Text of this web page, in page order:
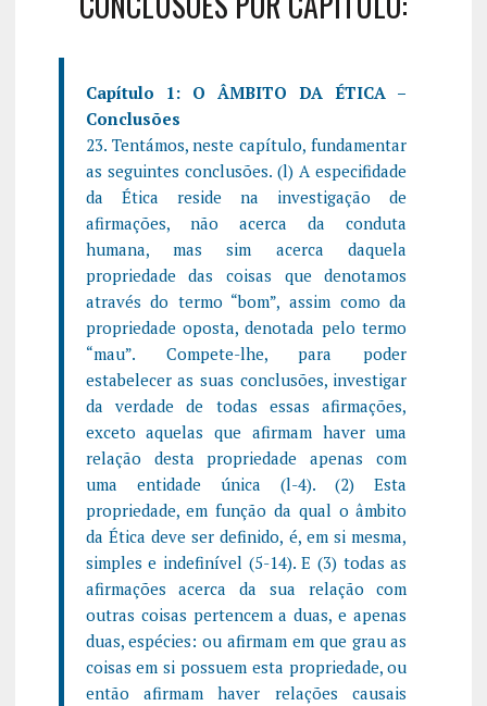
Capítulo 1: O ÂMBITO DA ÉTICA –
Conclusões
23. Tentámos, neste capítulo, fundamentar
as seguintes conclusões. (l) A especifidade
da Ética reside na investigação de
afirmações, não acerca da conduta
humana, mas sim acerca daquela
propriedade das coisas que denotamos
através do termo “bom”, assim como da
propriedade oposta, denotada pelo termo
“mau”. Compete-lhe, para poder
estabelecer as suas conclusões, investigar
da verdade de todas essas afirmações,
exceto aquelas que afirmam haver uma
relação desta propriedade apenas com
uma entidade única (l-4). (2) Esta
propriedade, em função da qual o âmbito
da Ética deve ser definido, é, em si mesma,
simples e indefinível (5-14). E (3) todas as
afirmações acerca da sua relação com
outras coisas pertencem a duas, e apenas
duas, espécies: ou afirmam em que grau as
coisas em si possuem esta propriedade, ou
então afirmam haver relações causais